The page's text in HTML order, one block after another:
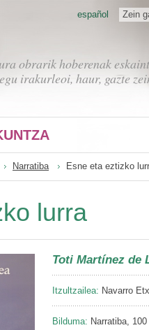
obrarik hoberenak
irakurleoi, haur, gazte
Zein
español
Narratiba Esne eta eztizko
lurra
Toti Martínez de
Itzultzailea: Navarro
Bilduma: Narratiba, 100